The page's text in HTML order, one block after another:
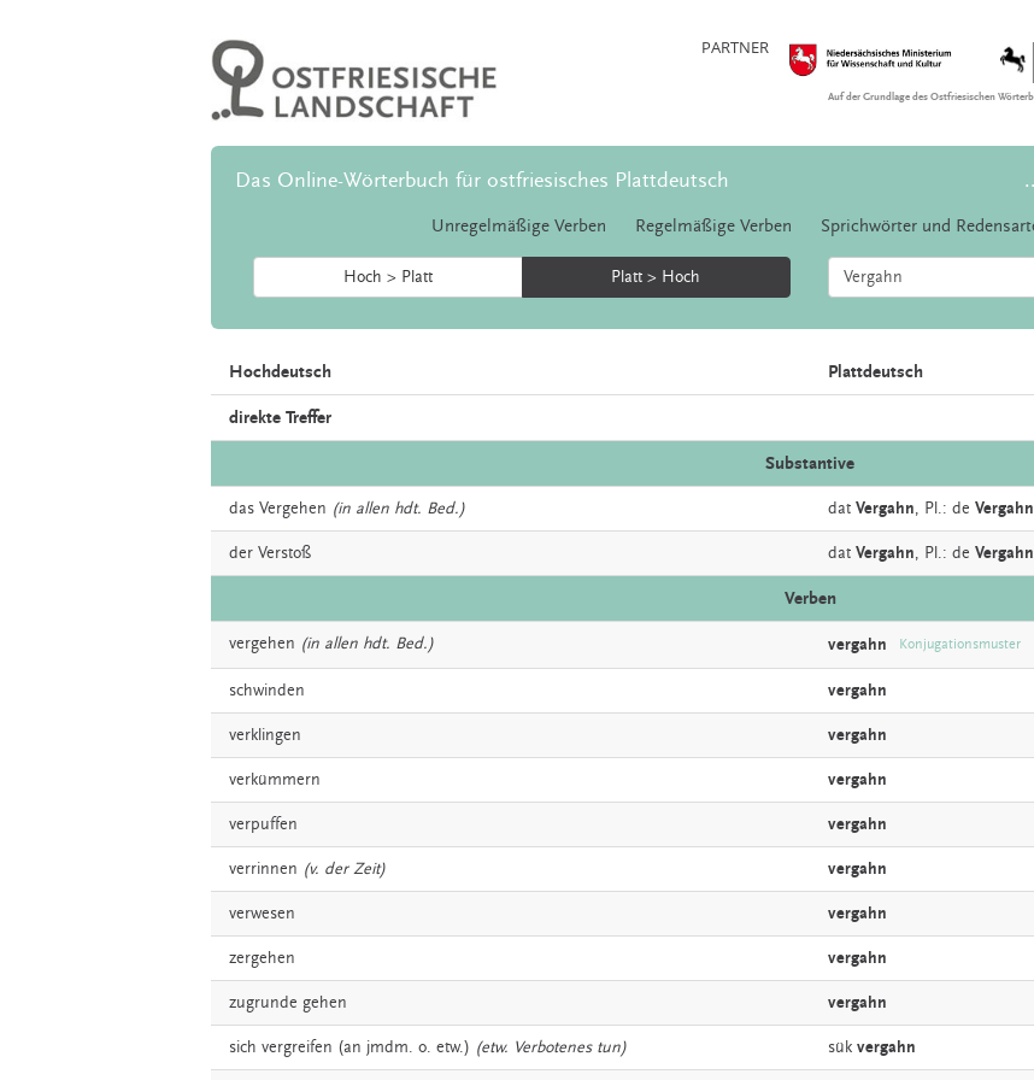
PARTNER
Auf der Grundlage des Ostfriesischen
Das Online-Wörterbuch für ostfriesisches Plattdeutsch
Unregelmäßige Verben Regelmäßige Verben Sprichwörter und
Hoch > Platt Platt > Hoch
Hochdeutsch Plattdeutsch
direkte Treffer
Substantive
das Vergehen (in allen hdt. Bed.) dat Vergahn, Pl.: de Vergahn
der Verstoß dat Vergahn, Pl.: de Vergahn
Verben
vergehen (in allen hdt. Bed.) vergahn Konjugationsmuster
schwinden vergahn
verklingen vergahn
verkümmern vergahn
verpuffen vergahn
verrinnen (v. der Zeit) vergahn
verwesen vergahn
zergehen vergahn
zugrunde gehen vergahn
sich vergreifen (an jmdm. o. etw.) (etw. Verbotenes tun) sük vergahn